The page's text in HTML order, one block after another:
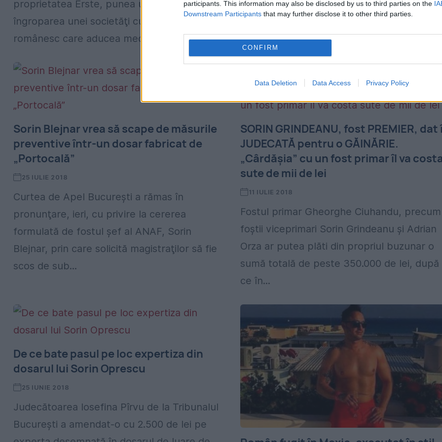
participants. This information may also be disclosed by us to third parties on the
Downstream Participants that may further disclose it to other third parties.
CONFIRM
Data Deletion Data Access Privacy Policy
proprietatea Erste, punea umărul la
îngroparea unei societăţi cu acţionariat
românesc care aducea medicamente...
Sorin Blejnar vrea să scape de măsurile
preventive într-un dosar fabricat de
„Portocală”
25 IULIE 2018
Curtea de Apel Bucureşti a rămas în
pronunţare, ieri, cu privire la cererea
formulată de fostul şef al ANAF, Sorin
Blejnar, prin care solicită magistraţilor să fie
scos de sub...
SORIN GRINDEANU, fost PREMIER, dat
JUDECATĂ pentru o GĂINĂRIE.
„Cârdășia” cu un fost primar îl va costa
sute de mii de lei
11 IULIE 2018
Fostul primar Gheorghe Ciuhandu,
foștii viceprimari Sorin Grindeanu și Adrian
Orza ar putea plăti din propriul buzunar o
sumă totală de peste 350.000 de lei, după
ce în...
De ce bate pasul pe loc expertiza din
dosarul lui Sorin Oprescu
25 IUNIE 2018
Judecătoarea Iosefina Pîrvu de la Tribunalul
Bucureşti a amendat-o cu 2.500 de lei pe